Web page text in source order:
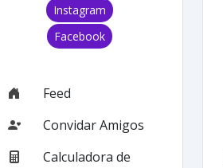
Instagram
Facebook
Feed
Convidar Amigos
Calculadora de